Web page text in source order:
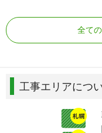
全て
工事エリアにつ